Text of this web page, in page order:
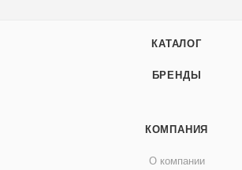
КАТАЛОГ
БРЕНДЫ
КОМПАНИЯ
О компании